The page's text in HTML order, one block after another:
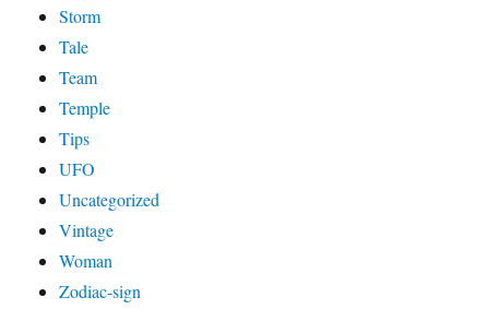
Storm
Tale
Team
Temple
Tips
UFO
Uncategorized
Vintage
Woman
Zodiac-sign